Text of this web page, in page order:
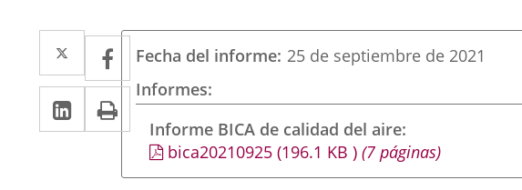
Twitter
Enlace
a
una
aplicación
externa.
Facebook
Enlace
a
una
aplicación
externa.
Linkedin
Enlace
a
Print
Fecha del informe 25 de septiembre de 2021
Informes
Informe BICA de calidad del aire
bica20210925(196.1 KB )(7 páginas)